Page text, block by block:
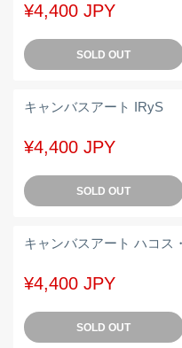
¥4,400 JPY
SOLD OUT
キャンバスアート IRyS
¥4,400 JPY
SOLD OUT
キャンバスアート ハコス
¥4,400 JPY
SOLD OUT